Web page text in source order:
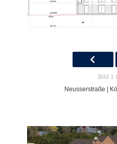
Bild 1
Neusserstraße |